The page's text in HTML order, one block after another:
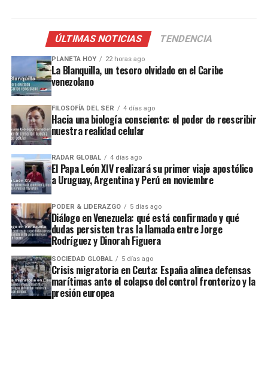
ÚLTIMAS NOTICIAS TENDENCIA
PLANETA HOY 22 horas ago
La Blanquilla, un tesoro olvidado en el Caribe
venezolano
FILOSOFÍA DEL SER 4 días ago
Hacia una biología consciente: el poder de reescribir
nuestra realidad celular
RADAR GLOBAL 4 días ago
El Papa León XIV realizará su primer viaje apostólico
a Uruguay, Argentina y Perú en noviembre
PODER & LIDERAZGO 5 días ago
Diálogo en Venezuela: qué está confirmado y qué
dudas persisten tras la llamada entre Jorge
Rodríguez y Dinorah Figuera
SOCIEDAD GLOBAL 5 días ago
Crisis migratoria en Ceuta: España alinea defensas
marítimas ante el colapso del control fronterizo y la
presión europea